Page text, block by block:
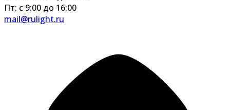
Пт: с 9:00 до 16:00
mail@rulight.ru